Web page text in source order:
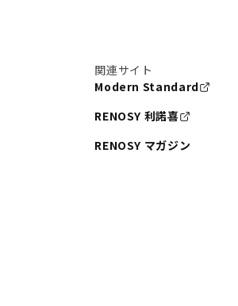
関連サイト
Modern Standard
RENOSY 利諾喜
RENOSY マガジン